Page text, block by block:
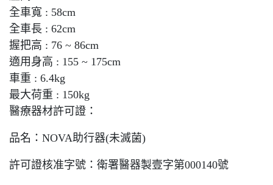
全車寬 : 58cm
全車長 : 62cm
握把高 : 76 ~ 86cm
適用身高 : 155 ~ 175cm
車重 : 6.4kg
最大荷重 : 150kg
醫療器材許可證：
品名： NOVA助行器(未滅菌)
許可證核准字號：衛署醫器製壹字第000140號